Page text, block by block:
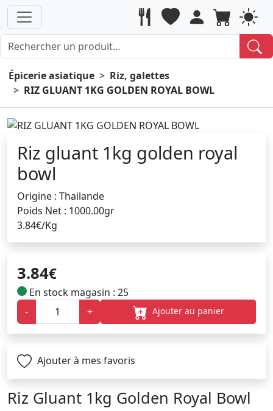
Épicerie asiatique
Riz, galettes
RIZ GLUANT 1KG GOLDEN ROYAL BOWL
Riz gluant 1kg golden royal
bowl
Origine : Thailande
Poids Net : 1000.00gr
3.84€/Kg
3.84€
En stock magasin : 25
-
+ Ajouter au panier
Ajouter à mes favoris
Riz Gluant 1kg Golden Royal Bowl